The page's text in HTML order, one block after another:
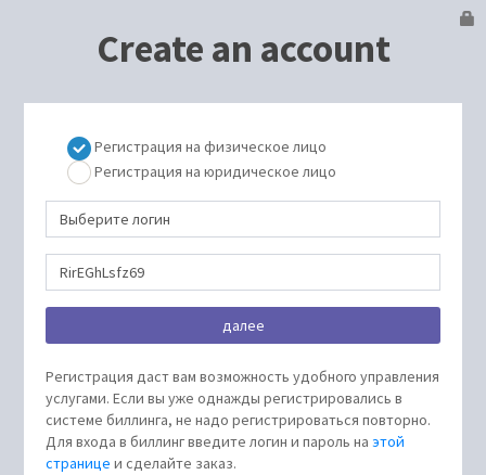
Create an account
Регистрация на физическое лицо
Регистрация на юридическое лицо
Регистрация даст вам возможность удобного управления
услугами. Если вы уже однажды регистрировались в
системе биллинга, не надо регистрироваться повторно.
Для входа в биллинг введите логин и пароль наэтой
странице и сделайте заказ.